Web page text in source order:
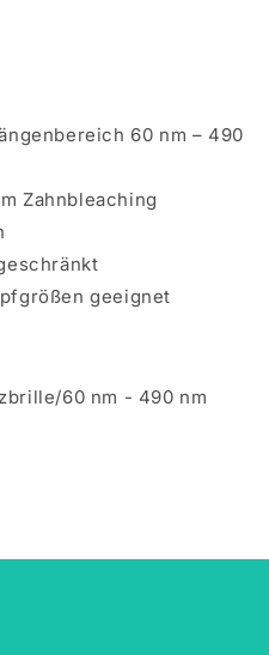
60 nm – 490
Zahnbleaching
geeignet
60 nm - 490 nm